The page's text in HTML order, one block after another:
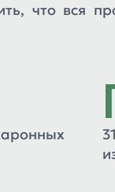
что вся